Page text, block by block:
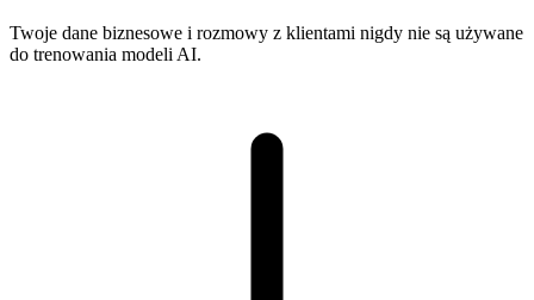
Twoje dane biznesowe i rozmowy z klientami nigdy nie są używane
do trenowania modeli AI.